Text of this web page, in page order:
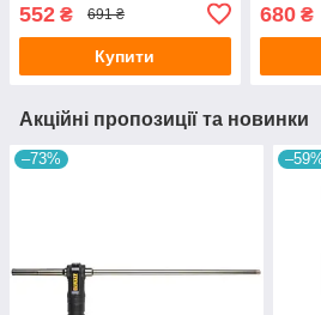
552 ₴ 691 ₴
Купити
680₴
Акційні пропозиції та новинки
–73%